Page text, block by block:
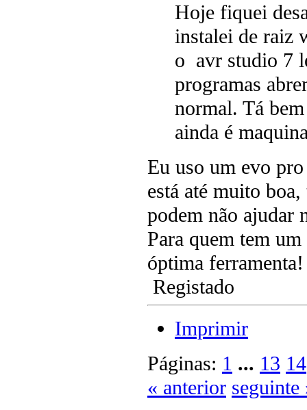
Hoje fiquei
instalei de raiz
o avr studio 7
programas
normal. Tá
ainda é
Eu uso um evo
está até muito
podem não ajudar
Para quem tem
óptima ferramenta!
Registado
Imprimir
Páginas: 1 ... 13 14
« anterior seguinte